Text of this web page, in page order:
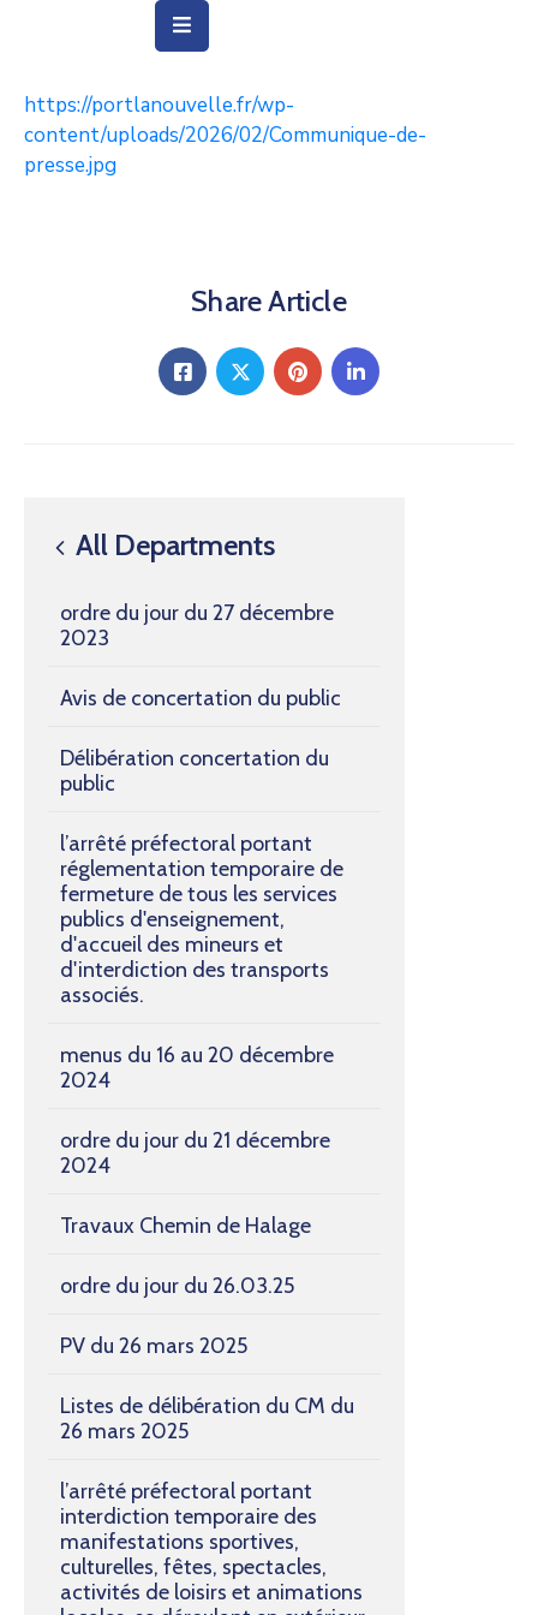
Vie
Municipale
All Departments
ordre du jour du 27 décembre
2023
Avis de concertation du public
Délibération concertation du
public
l’arrêté préfectoral portant
réglementation temporaire de
fermeture de tous les services
publics d'enseignement,
d'accueil des mineurs et
d'interdiction des transports
associés.
menus du 16 au 20 décembre
2024
ordre du jour du 21 décembre
2024
Travaux Chemin de Halage
ordre du jour du 26.03.25
PV du 26 mars 2025
Listes de délibération du CM du
26 mars 2025
l’arrêté préfectoral portant
interdiction temporaire des
manifestations sportives,
culturelles, fêtes, spectacles,
activités de loisirs et animations
https://portlanouvelle.fr/wp-
content/uploads/2026/02/Communique-de-
presse.jpg
Share Article